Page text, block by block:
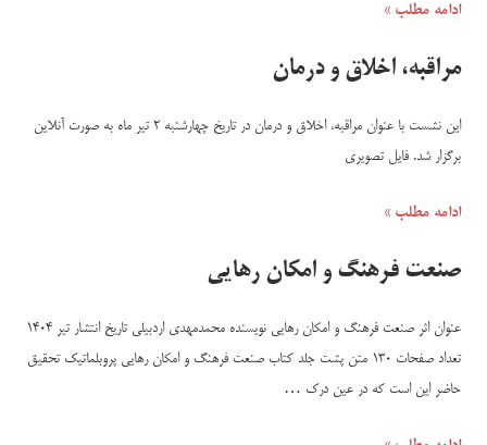
ادامه مطلب »
مراقبه، اخلاق و درمان
این نشست با عنوان مراقبه، اخلاق و درمان در تاریخ چهارشنبه 2 تیر ماه به صورت آنلاین
برگزار شد. فایل تصویری
ادامه مطلب »
صنعت فرهنگ و امکان رهایی
عنوان اثر صنعت فرهنگ و امکان رهایی نویسنده محمدمهدی اردبیلی تاریخ انتشار تیر 1404
تعداد صفحات 130 متن پشت جلد کتاب صنعت فرهنگ و امکان رهایی پروبلماتیک تحقیق
حاضر این است که در عین درک …